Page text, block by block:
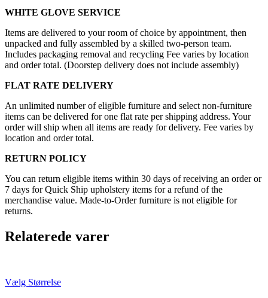
WHITE GLOVE SERVICE
Items are delivered to your room of choice by appointment, then
unpacked and fully assembled by a skilled two-person team.
Includes packaging removal and recycling Fee varies by location
and order total. (Doorstep delivery does not include assembly)
FLAT RATE DELIVERY
An unlimited number of eligible furniture and select non-furniture
items can be delivered for one flat rate per shipping address. Your
order will ship when all items are ready for delivery. Fee varies by
location and order total.
RETURN POLICY
You can return eligible items within 30 days of receiving an order or
7 days for Quick Ship upholstery items for a refund of the
merchandise value. Made-to-Order furniture is not eligible for
returns.
Relaterede varer
Vælg Størrelse